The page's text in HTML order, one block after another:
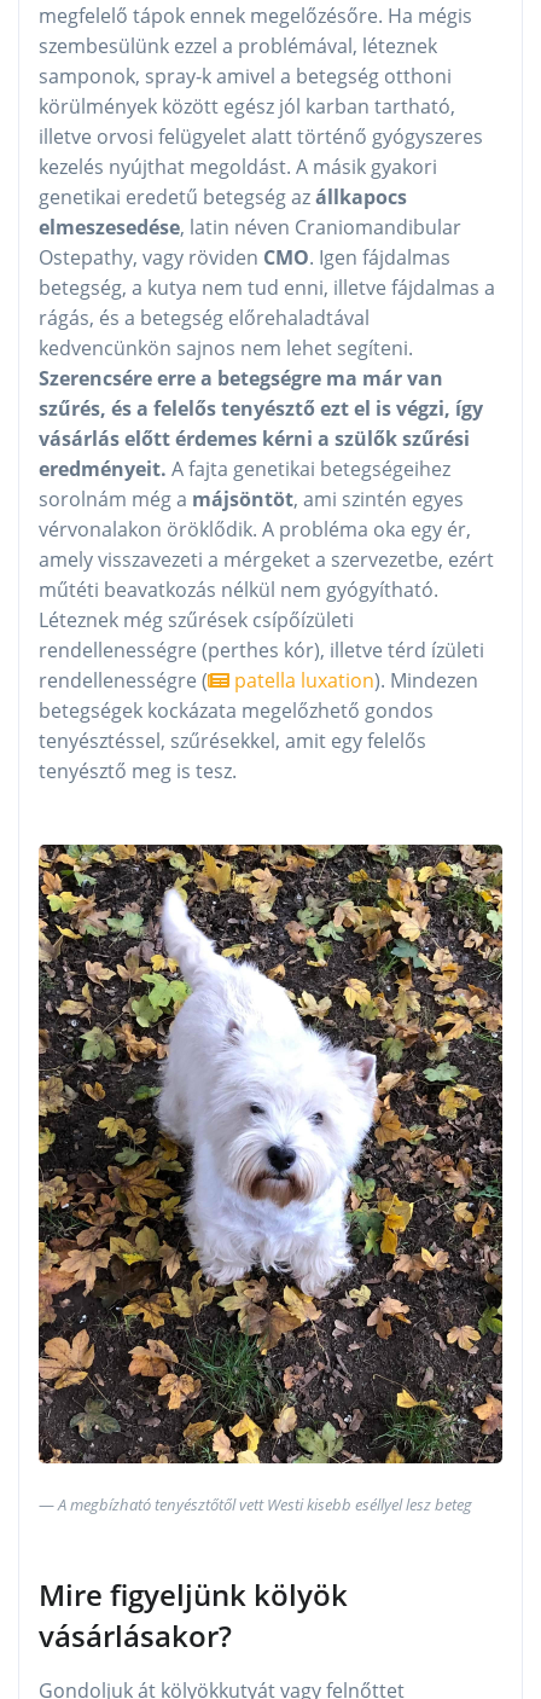
megfelelő tápok ennek megelőzésőre. Ha mégis
szembesülünk ezzel a problémával, léteznek
samponok, spray‑k amivel a betegség otthoni
körülmények között egész jól karban tartható,
illetve orvosi felügyelet alatt történő gyógyszeres
kezelés nyújthat megoldást. A másik gyakori
genetikai eredetű betegség azállkapocs
elmeszesedése, latin néven Craniomandibular
Ostepathy, vagy röviden CMO. Igen fájdalmas
betegség, a kutya nem tud enni, illetve fájdalmas a
rágás, és a betegség előrehaladtával
kedvencünkön sajnos nem lehet segíteni.
Szerencsére erre a betegségre ma már van
szűrés, és a felelős tenyésztő ezt el is végzi, így
vásárlás előtt érdemes kérni a szülők szűrési
eredményeit. A fajta genetikai betegségeihez
sorolnám még a májsöntöt, ami szintén egyes
vérvonalakon öröklődik. A probléma oka egy ér,
amely visszavezeti a mérgeket a szervezetbe, ezért
műtéti beavatkozás nélkül nem gyógyítható.
Léteznek még szűrések csípőízületi
rendellenességre (perthes kór), illetve térd ízületi
rendellenességre (
patella luxation). Mindezen
betegségek kockázata megelőzhető gondos
tenyésztéssel, szűrésekkel, amit egy felelős
tenyésztő meg is tesz.
A megbízható tenyésztőtől vett Westi kisebb eséllyel lesz beteg
Mire figyeljünk kölyök
vásárlásakor?
Gondoljuk át kölyökkutyát vagy felnőttet